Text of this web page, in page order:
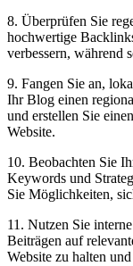
8.⁢ Überprüfen ⁣Sie
hochwertige
verbessern, während
9. Fangen Sie an,
Ihr Blog einen
und erstellen Sie
Website.
10. Beobachten Sie
Keywords und⁢
Sie Möglichkeiten,
11. Nutzen Sie
Beiträgen auf
Website zu halten